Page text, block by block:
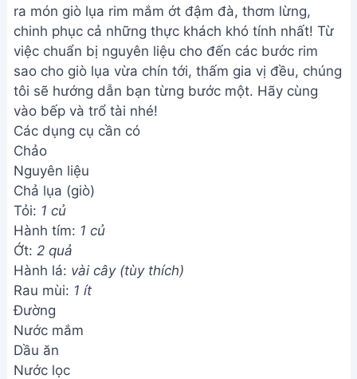
ra món giò lụa rim mắm ớt đậm đà, thơm lừng,
chinh phục cả những thực khách khó tính nhất! Từ
việc chuẩn bị nguyên liệu cho đến các bước rim
sao cho giò lụa vừa chín tới, thấm gia vị đều, chúng
tôi sẽ hướng dẫn bạn từng bước một. Hãy cùng
vào bếp và trổ tài nhé!
Các dụng cụ cần có
Chảo
Nguyên liệu
Chả lụa (giò)
Tỏi: 1 củ
Hành tím: 1 củ
Ớt: 2 quả
Hành lá: vài cây (tùy thích)
Rau mùi: 1 ít
Đường
Nước mắm
Dầu ăn
Nước lọc